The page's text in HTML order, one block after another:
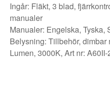
Ingår: Fläkt, 3 blad,
manualer
Manualer: Engelska, Tyska,
Belysning: Tillbehör, dimbar
Lumen, 3000K, Art nr: A60II-